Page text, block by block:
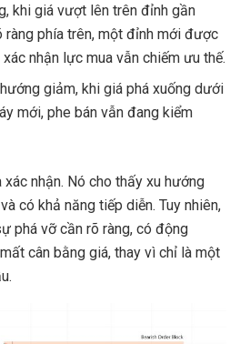
khi giá vượt lên trên đỉnh gần
ràng phía trên, một đỉnh mới được
nhận lực mua vẫn chiếm ưu thế.
giảm, khi giá phá xuống dưới
mới, phe bán vẫn đang kiểm
nhận. Nó cho thấy xu hướng
có khả năng tiếp diễn. Tuy nhiên,
phá vỡ cần rõ ràng, có động
cân bằng giá, thay vì chỉ là một